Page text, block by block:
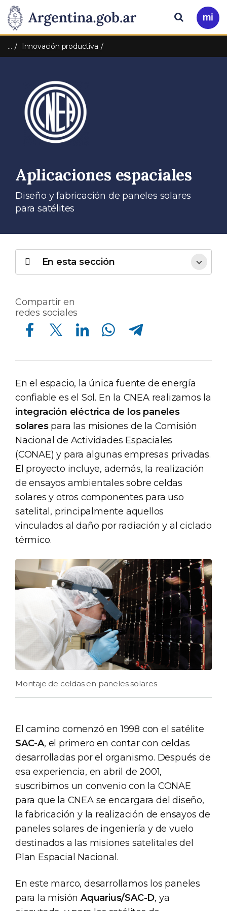
Presidencia
de
Nación
Pasar al contenido principal
Ir
a
Buscar
… Innovación productiva
Aplicaciones espaciales
Diseño y fabricación de paneles solares
para satélites
Compartir en
redes sociales
Compartir en Facebook Compartir en Twitter Compartir en Linkedin Compartir en Whatsapp Compartir en Telegram
En el espacio, la única fuente de energía
confiable es el Sol. En la CNEA realizamos la
integración eléctrica de los paneles
solarespara las misiones de la Comisión
Nacional de Actividades Espaciales
(CONAE) y para algunas empresas privadas.
El proyecto incluye, además, la realización
de ensayos ambientales sobre celdas
solares y otros componentes para uso
satelital, principalmente aquellos
vinculados al daño por radiación y al ciclado
térmico.
Montaje de celdas en paneles solares
El camino comenzó en 1998 con el satélite
SAC-A, el primero en contar con celdas
desarrolladas por el organismo. Después de
esa experiencia, en abril de 2001,
suscribimos un convenio con la CONAE
para que la CNEA se encargara del diseño,
la fabricación y la realización de ensayos de
paneles solares de ingeniería y de vuelo
destinados a las misiones satelitales del
Plan Espacial Nacional.
En este marco, desarrollamos los paneles
para la misiónAquarius/SAC-D, ya
En esta sección